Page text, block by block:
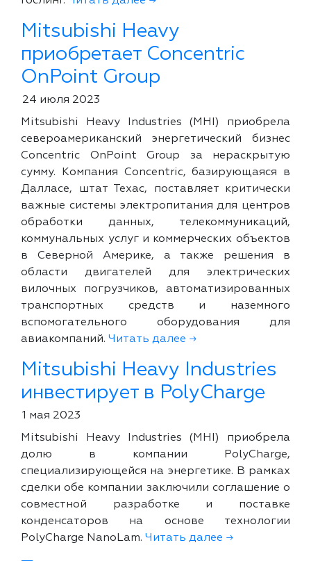
Mitsubishi Heavy
приобретает Concentric
OnPoint Group
24 июля 2023
Mitsubishi Heavy Industries (MHI) приобрела
североамериканский энергетический бизнес
Concentric OnPoint Group за нераскрытую
сумму. Компания Concentric, базирующаяся в
Далласе, штат Техас, поставляет критически
важные системы электропитания для центров
обработки данных, телекоммуникаций,
коммунальных услуг и коммерческих объектов
в Северной Америке, а также решения в
области двигателей для электрических
вилочных погрузчиков, автоматизированных
транспортных средств и наземного
вспомогательного оборудования для
авиакомпаний. Читать далее →
Mitsubishi Heavy Industries
инвестирует в PolyCharge
1 мая 2023
Mitsubishi Heavy Industries (MHI) приобрела
долю в компании PolyCharge,
специализирующейся на энергетике. В рамках
сделки обе компании заключили соглашение о
совместной разработке и поставке
конденсаторов на основе технологии
PolyCharge NanoLam. Читать далее →